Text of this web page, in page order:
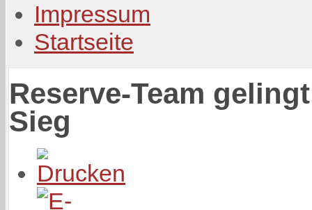
Impressum
Startseite
Reserve-Team
Sieg